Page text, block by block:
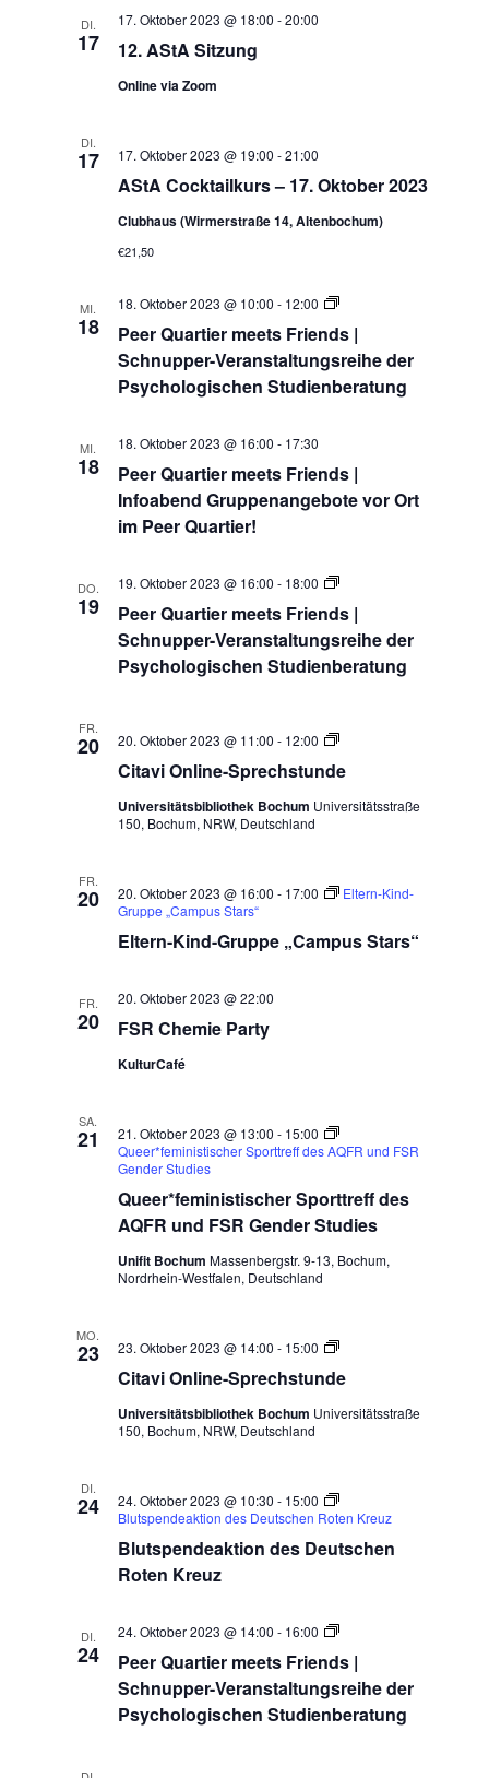
DI.
17 12. AStA Sitzung
17. Oktober 2023 @ 18:00 -20:00
Online via Zoom
DI.
17
AStA Cocktailkurs – 17. Oktober 2023
17. Oktober 2023 @ 19:00 -21:00
Clubhaus (Wirmerstraße 14, Altenbochum)
€21,50
MI.
18
Peer Quartier meets Friends |
Schnupper-Veranstaltungsreihe der
Psychologischen Studienberatung
18. Oktober 2023 @ 10:00 - 12:00
Peer
meets
Friends
|
Schnupper-
MI.
18
Peer Quartier meets Friends |
Infoabend Gruppenangebote vor Ort
im Peer Quartier!
18. Oktober 2023 @ 16:00 - 17:30
DO.
19
Peer Quartier meets Friends |
Schnupper-Veranstaltungsreihe der
Psychologischen Studienberatung
19. Oktober 2023 @ 16:00 - 18:00
Peer
meets
Friends
|
Schnupper-
Studienberatung
FR.
20
Citavi Online-Sprechstunde
20. Oktober 2023 @ 11:00 - 12:00
Citavi
Sprechstunde
Universitätsbibliothek Bochum Universitätsstraße
150, Bochum, NRW, Deutschland
FR.
20
Eltern-Kind-Gruppe „Campus Stars“
20. Oktober 2023 @ 16:00 - 17:00
Eltern-Kind-
Gruppe „Campus Stars“
FR.
20 FSR Chemie Party
20. Oktober 2023 @ 22:00
KulturCafé
SA.
21
Queer*feministischer Sporttreff des
AQFR und FSR Gender Studies
21. Oktober 2023 @ 13:00 - 15:00
Queer*feministischer Sporttreff des AQFR und FSR
Gender Studies
Unifit Bochum Massenbergstr. 9-13, Bochum,
Nordrhein-Westfalen, Deutschland
MO.
23
Citavi Online-Sprechstunde
23. Oktober 2023 @ 14:00 - 15:00
Citavi
Sprechstunde
Universitätsbibliothek Bochum Universitätsstraße
150, Bochum, NRW, Deutschland
DI.
24
Blutspendeaktion des Deutschen
Roten Kreuz
24. Oktober 2023 @ 10:30 - 15:00
Blutspendeaktion des Deutschen Roten Kreuz
DI.
24
Peer Quartier meets Friends |
Schnupper-Veranstaltungsreihe der
Psychologischen Studienberatung
24. Oktober 2023 @ 14:00 - 16:00
Peer
meets
Friends
|
Schnupper-